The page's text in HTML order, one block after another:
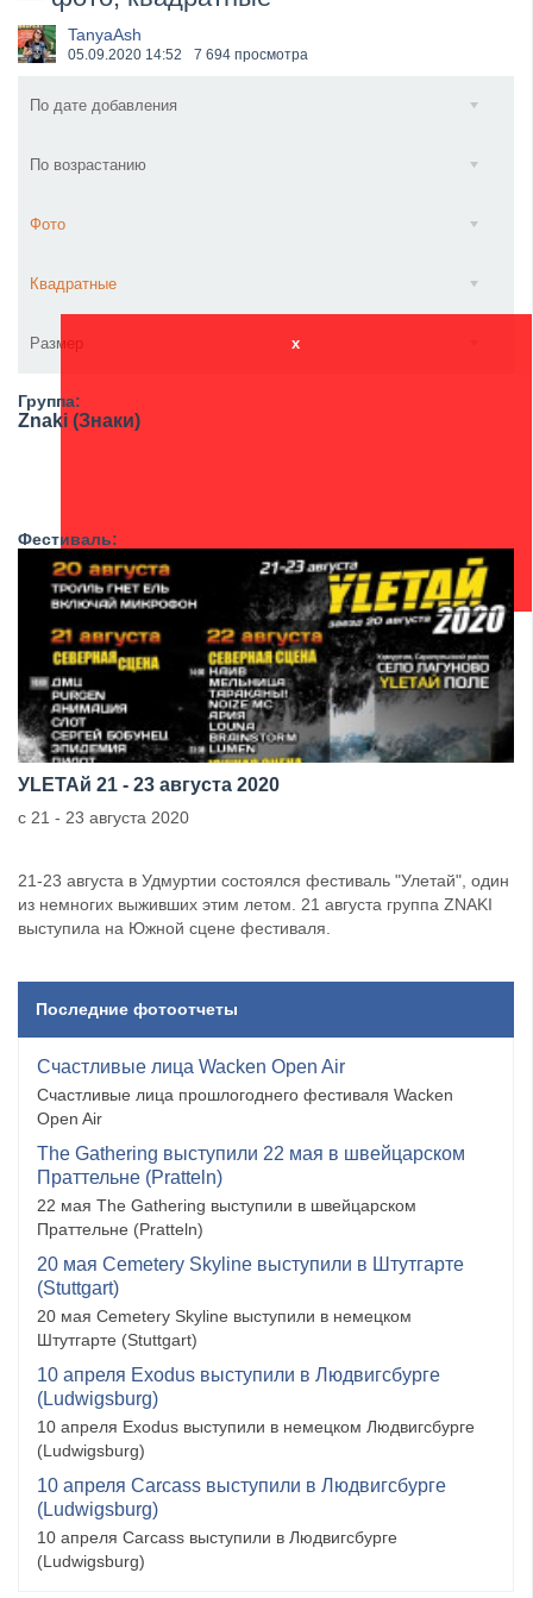
​Wacken Open Air 2027 объявил новую волну участ...
TanyaAsh
05.09.2020 14:52 7 694 просмотра
По дате добавления
По возрастанию
Фото
Квадратные
Размер x
Группа:
Znaki (Знаки)
Фестиваль:
УLETAй 21 - 23 августа 2020
с 21 - 23 августа 2020
21-23 августа в Удмуртии состоялся фестиваль "Улетай", один
из немногих выживших этим летом. 21 августа группа ZNAKI
выступила на Южной сцене фестиваля.
Последние фотоотчеты
Счастливые лица Wacken Open Air
Счастливые лица прошлогоднего фестиваля Wacken
Open Air
The Gathering выступили 22 мая в швейцарском
Праттельне (Pratteln)
22 мая The Gathering выступили в швейцарском
Праттельне (Pratteln)
20 мая Cemetery Skyline выступили в Штутгарте
(Stuttgart)
20 мая Cemetery Skyline выступили в немецком
Штутгарте (Stuttgart)
10 апреля Exodus выступили в Людвигсбурге
(Ludwigsburg)
10 апреля Exodus выступили в немецком Людвигсбурге
(Ludwigsburg)
10 апреля Carcass выступили в Людвигсбурге
(Ludwigsburg)
10 апреля Carcass выступили в Людвигсбурге
(Ludwigsburg)